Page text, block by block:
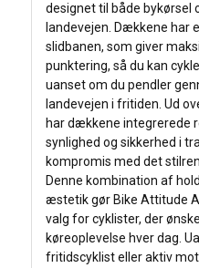
designet til både bykørsel
landevejen. Dækkene har
slidbanen, som giver
punktering, så du kan
uanset om du pendler
landevejen i fritiden. Ud
har dækkene integrerede
synlighed og sikkerhed i
kompromis med det
Denne kombination af
æstetik gør Bike Attitude
valg for cyklister, der
køreoplevelse hver dag.
fritidscyklist eller aktiv